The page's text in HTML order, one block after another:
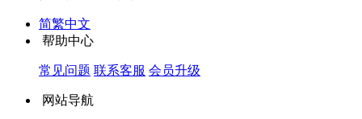
简繁中文
帮助中心
常见问题 联系客服 会员升级
网站导航